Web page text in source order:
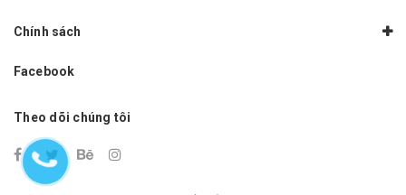
Chính sách
Facebook
Theo dõi chúng tôi